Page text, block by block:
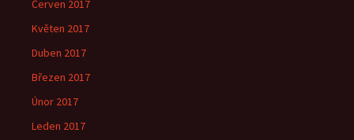
Červen 2017
Květen 2017
Duben 2017
Březen 2017
Únor 2017
Leden 2017